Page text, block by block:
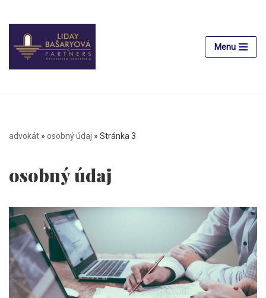
Preskočiť
na
obsah
Menu
advokát » osobný údaj » Stránka 3
osobný údaj